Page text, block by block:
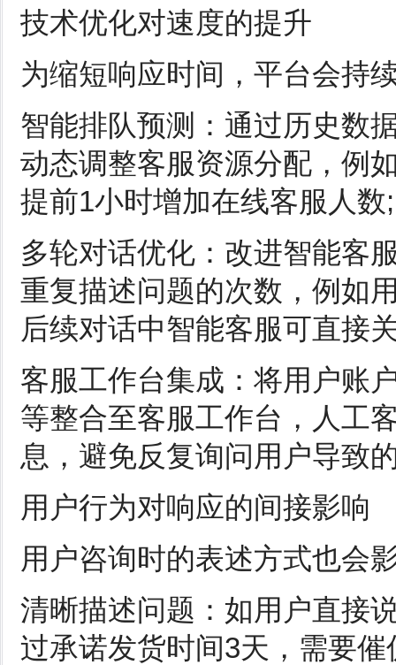
技术优化对速度的提升
为缩短响应时间，平台会持
智能排队预测：通过历史数
动态调整客服资源分配，例
提前1小时增加在线客服人数;
多轮对话优化：改进智能客
重复描述问题的次数，例如
后续对话中智能客服可直接
客服工作台集成：将用户账
等整合至客服工作台，人工
息，避免反复询问用户导致
用户行为对响应的间接影响
用户咨询时的表述方式也会
清晰描述问题：如用户直接
过承诺发货时间3天，需要